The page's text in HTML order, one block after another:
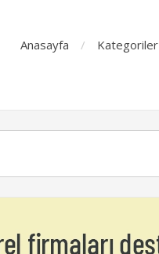
Anasayfa Kategoriler